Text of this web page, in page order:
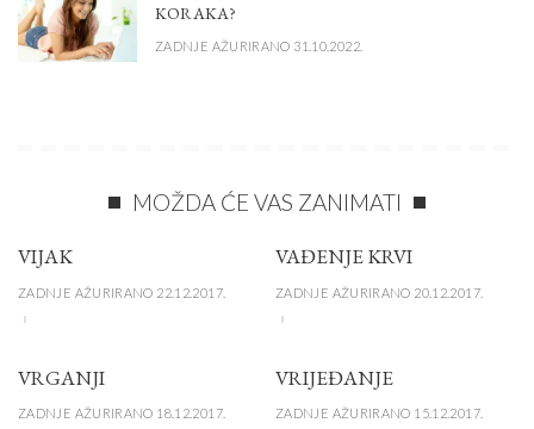
KORAKA?
ZADNJE AŽURIRANO 31.10.2022.
MOŽDA ĆE VAS ZANIMATI
VIJAK
ZADNJE AŽURIRANO 22.12.2017.
VAĐENJE KRVI
ZADNJE AŽURIRANO 20.12.2017.
VRGANJI
ZADNJE AŽURIRANO 18.12.2017.
VRIJEĐANJE
ZADNJE AŽURIRANO 15.12.2017.